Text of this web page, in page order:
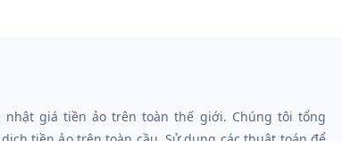
nhật giá tiền ảo trên toàn thế giới. Chúng tôi tổng